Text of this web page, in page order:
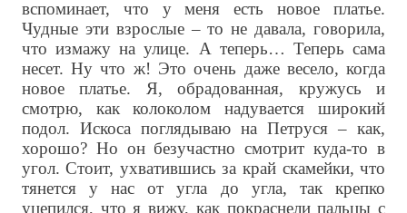
вспоминает, что у меня есть новое платье.
Чудные эти взрослые – то не давала, говорила,
что измажу на улице. А теперь… Теперь сама
несет. Ну что ж! Это очень даже весело, когда
новое платье. Я, обрадованная, кружусь и
смотрю, как колоколом надувается широкий
подол. Искоса поглядываю на Петруся – как,
хорошо? Но он безучастно смотрит куда-то в
угол. Стоит, ухватившись за край скамейки, что
тянется у нас от угла до угла, так крепко
уцепился, что я вижу, как покраснели пальцы с